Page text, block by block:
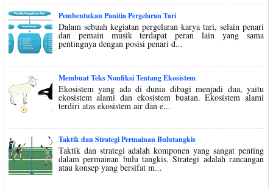
Pembentukan Panitia Pergelaran Tari
Dalam sebuah kegiatan pergelaran karya tari, selain penari
dan pemain musik terdapat peran lain yang sama
pentingnya dengan posisi penari d...
Membuat Teks Nonfiksi Tentang Ekosistem
Ekosistem yang ada di dunia dibagi menjadi dua, yaitu
ekosistem alami dan ekosistem buatan. Ekosistem alami
terdiri atas ekosistem air dan e...
Taktik dan Strategi Permainan Bulutangkis
Taktik dan strategi adalah komponen yang sangat penting
dalam permainan bulu tangkis. Strategi adalah rancangan
atau konsep yang bersifat m...